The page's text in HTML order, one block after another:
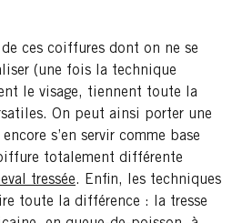
ces coiffures dont on ne se
(une fois la technique
le visage, tiennent toute la
On peut ainsi porter une
s’en servir comme base
totalement différente
tressée. Enfin, les techniques
toute la différence : la tresse